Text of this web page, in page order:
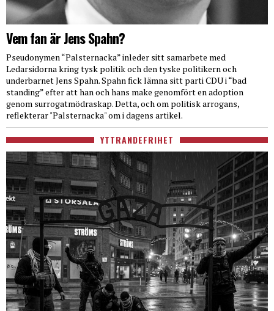
Vem fan är Jens Spahn?
Pseudonymen “Palsternacka” inleder sitt samarbete med
Ledarsidorna kring tysk politik och den tyske politikern och
underbarnet Jens Spahn. Spahn fick lämna sitt parti CDU i “bad
standing” efter att han och hans make genomfört en adoption
genom surrogatmödraskap. Detta, och om politisk arrogans,
reflekterar "Palsternacka" om i dagens artikel.
YTTRANDEFRIHET